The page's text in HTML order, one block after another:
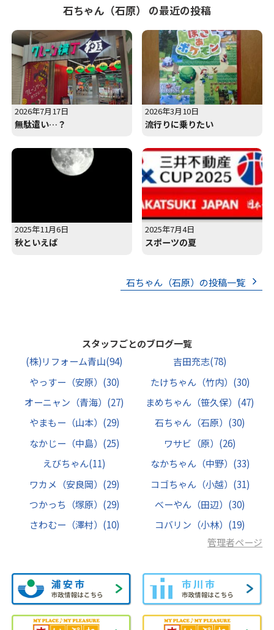
石ちゃん（石原） の最近の投稿
2026年7月17日
無駄遣い…？
2026年3月10日
流行りに乗りたい
2025年11月6日
秋といえば
2025年7月4日
スポーツの夏
石ちゃん（石原）の投稿一覧
スタッフごとのブログ一覧
(株)リフォーム青山(94) 吉田充志(78)
やっすー（安原） (30) たけちゃん（竹内） (30)
オーニャン（青海） (27) まめちゃん（笹久保） (47)
やまもー（山本） (29) 石ちゃん（石原） (30)
なかじー（中島） (25) ワサビ（原） (26)
えびちゃん(11) なかちゃん（中野） (33)
ワカメ（安良岡） (29) コゴちゃん（小越） (31)
つかっち（塚原） (29) べーやん（田辺） (30)
さわむー（澤村） (10) コバリン（小林） (19)
管理者ページ